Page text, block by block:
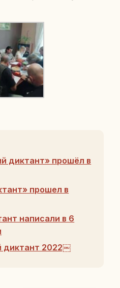
диктант» прошёл в
прошел в
написали в 6
диктант 2022￼